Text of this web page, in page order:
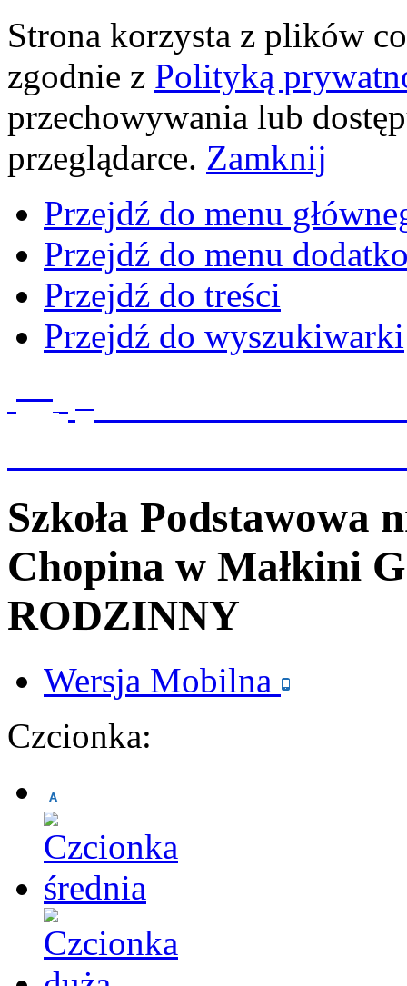
Strona korzysta z plików
zgodnie z Polityką
przechowywania lub
przeglądarce. Zamknij
Przejdź do menu
Przejdź do menu
Przejdź do treści
Przejdź do wyszukiwarki
Szkoła Podstawowa
Chopina w Małkini
RODZINNY
Wersja Mobilna
Czcionka: